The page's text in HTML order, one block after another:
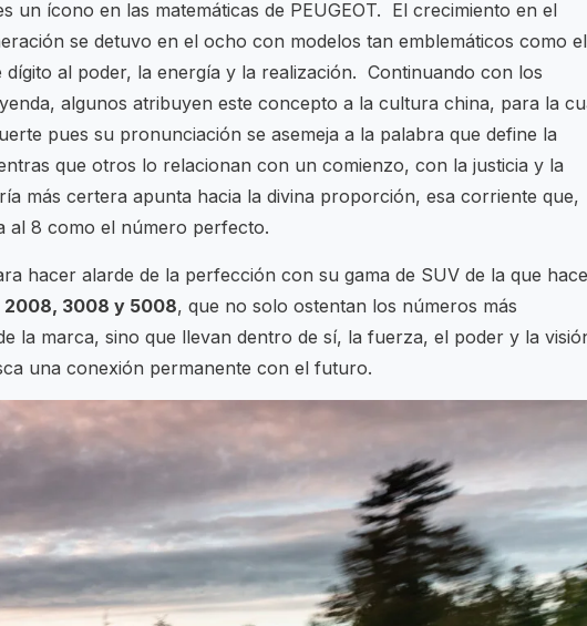
un ícono en las matemáticas de PEUGEOT. El crecimiento en el
se detuvo en el ocho con modelos tan emblemáticos como el
al poder, la energía y la realización. Continuando con los
algunos atribuyen este concepto a la cultura china, para la
pues su pronunciación se asemeja a la palabra que define la
que otros lo relacionan con un comienzo, con la justicia y la
más certera apunta hacia la divina proporción, esa corriente que,
al 8 como el número perfecto.
hacer alarde de la perfección con su gama de SUV de la que
2008, 3008 y 5008, que no solo ostentan los números más
la marca, sino que llevan dentro de sí, la fuerza, el poder y la
una conexión permanente con el futuro.